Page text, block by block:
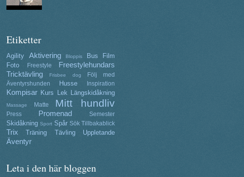
Etiketter
Agility Aktivering Bloppis Bus
Film
Foto
Freestyle
Freestylehundars
Tricktävling
Frisbee dog
Följ med
Äventyrshunden
Husse Inspiration
Kompisar Kurs Lek Längskidåkning
Massage Matte Mitt hundliv
Press Promenad Semester
Skidåkning Sport Spår Sök Tillbakablick
Trix Träning Tävling Uppletande
Äventyr
Leta i den här bloggen